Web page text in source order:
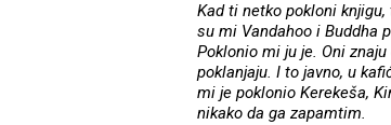
Kad ti netko pokloni
su mi Vandahoo i Buddha
Poklonio mi ju je. Oni
poklanjaju. I to javno, u
mi je poklonio Kerekeša,
nikako da ga zapamtim.